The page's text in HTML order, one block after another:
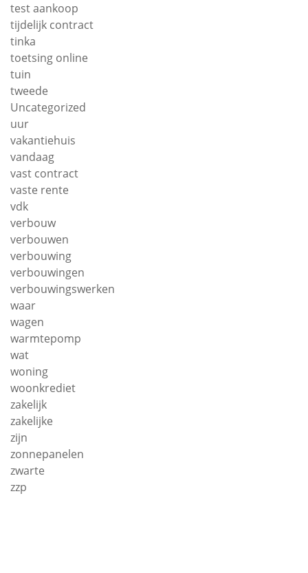
test aankoop
tijdelijk contract
tinka
toetsing online
tuin
tweede
Uncategorized
uur
vakantiehuis
vandaag
vast contract
vaste rente
vdk
verbouw
verbouwen
verbouwing
verbouwingen
verbouwingswerken
waar
wagen
warmtepomp
wat
woning
woonkrediet
zakelijk
zakelijke
zijn
zonnepanelen
zwarte
zzp